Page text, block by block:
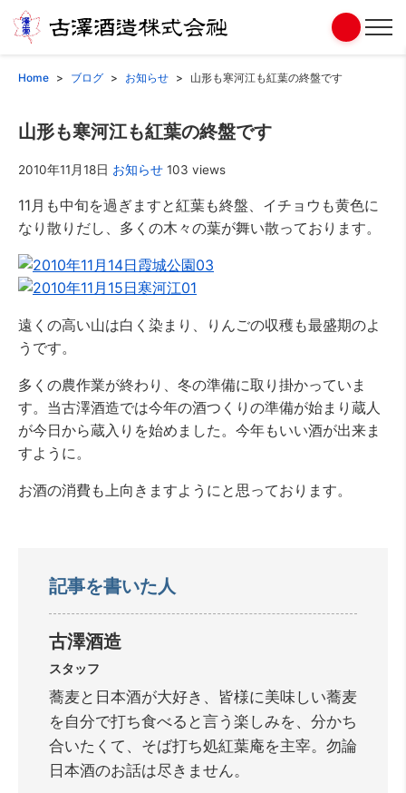
Home ブログ お知らせ 山形も寒河江も紅葉の終盤です
山形も寒河江も紅葉の終盤です
2010年11月18日 お知らせ 103 views
11月も中旬を過ぎますと紅葉も終盤、イチョウも黄色に
なり散りだし、多くの木々の葉が舞い散っております。
遠くの高い山は白く染まり、りんごの収穫も最盛期のよ
うです。
多くの農作業が終わり、冬の準備に取り掛かっていま
す。当古澤酒造では今年の酒つくりの準備が始まり蔵人
が今日から蔵入りを始めました。今年もいい酒が出来ま
すように。
お酒の消費も上向きますようにと思っております。
記事を書いた人
古澤酒造
スタッフ
蕎麦と日本酒が大好き、皆様に美味しい蕎麦
を自分で打ち食べると言う楽しみを、分かち
合いたくて、そば打ち処紅葉庵を主宰。勿論
日本酒のお話は尽きません。